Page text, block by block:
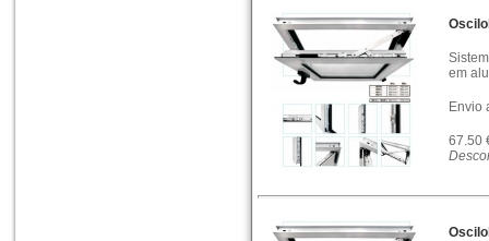
em
Envio
67.50